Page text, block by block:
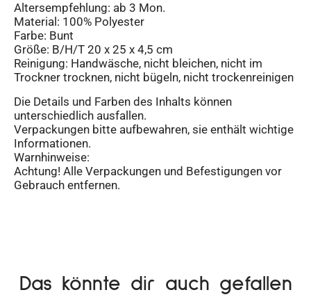
Altersempfehlung: ab 3 Mon.
Material: 100% Polyester
Farbe: Bunt
Größe: B/H/T 20 x 25 x 4,5 cm
Reinigung: Handwäsche, nicht bleichen, nicht im
Trockner trocknen, nicht bügeln, nicht trockenreinigen
Die Details und Farben des Inhalts können
unterschiedlich ausfallen.
Verpackungen bitte aufbewahren, sie enthält wichtige
Informationen.
Warnhinweise:
Achtung! Alle Verpackungen und Befestigungen vor
Gebrauch entfernen.
Das könnte dir auch gefallen